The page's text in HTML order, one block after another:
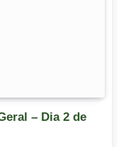
– Dia 2 de